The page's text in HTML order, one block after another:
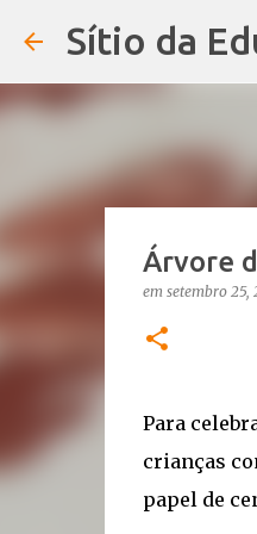
Sítio da
Árvore
em setembro 25,
Para
crianças
papel de